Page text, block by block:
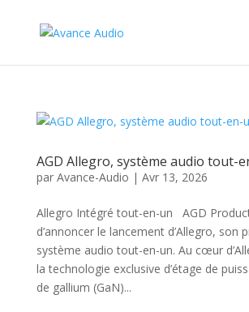
AGD Allegro, système audio tout-
par Avance-Audio | Avr 13, 2026
Allegro Intégré tout-en-un AGD
d’annoncer le lancement d’Allegro, son
système audio tout-en-un. Au cœur
la technologie exclusive d’étage de
de gallium (GaN)...